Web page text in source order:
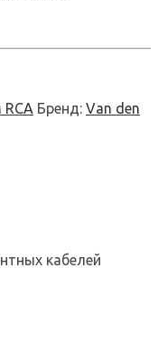
Бренд: Van den
кабелей